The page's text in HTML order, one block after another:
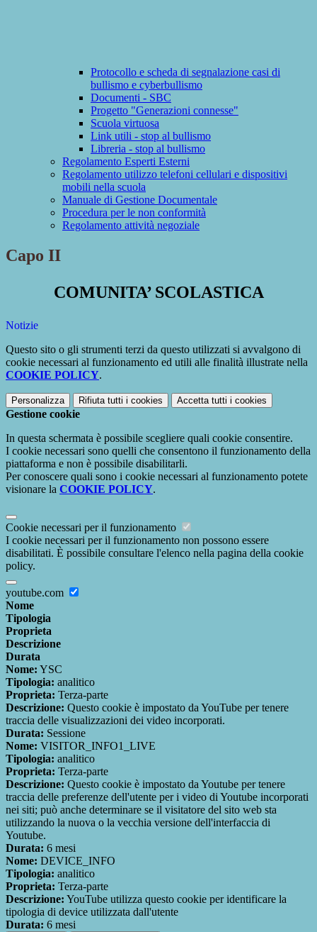
Protocollo e scheda di segnalazione casi di
bullismo e cyberbullismo
Documenti - SBC
Progetto "Generazioni connesse"
Scuola virtuosa
Link utili - stop al bullismo
Libreria - stop al bullismo
Regolamento Esperti Esterni
Regolamento utilizzo telefoni cellulari e dispositivi
mobili nella scuola
Manuale di Gestione Documentale
Procedura per le non conformità
Regolamento attività negoziale
Capo II
COMUNITA’ SCOLASTICA
Notizie
Questo sito o gli strumenti terzi da questo utilizzati si avvalgono di
cookie necessari al funzionamento ed utili alle finalità illustrate nella
COOKIE POLICY.
Personalizza Rifiuta tutti i cookies Accetta tutti i cookies
Gestione cookie
In questa schermata è possibile scegliere quali cookie consentire.
I cookie necessari sono quelli che consentono il funzionamento della
piattaforma e non è possibile disabilitarli.
Per conoscere quali sono i cookie necessari al funzionamento potete
visionare la COOKIE POLICY.
Cookie necessari per il funzionamento
I cookie necessari per il funzionamento non possono essere
disabilitati. È possibile consultare l'elenco nella pagina della cookie
policy.
youtube.com
Nome
Tipologia
Proprieta
Descrizione
Durata
Nome: YSC
Tipologia: analitico
Proprieta: Terza-parte
Descrizione: Questo cookie è impostato da YouTube per tenere
traccia delle visualizzazioni dei video incorporati.
Durata: Sessione
Nome: VISITOR_INFO1_LIVE
Tipologia: analitico
Proprieta: Terza-parte
Descrizione: Questo cookie è impostato da Youtube per tenere
traccia delle preferenze dell'utente per i video di Youtube incorporati
nei siti; può anche determinare se il visitatore del sito web sta
utilizzando la nuova o la vecchia versione dell'interfaccia di
Youtube.
Durata: 6 mesi
Nome: DEVICE_INFO
Tipologia: analitico
Proprieta: Terza-parte
Descrizione: YouTube utilizza questo cookie per identificare la
tipologia di device utilizzata dall'utente
Durata: 6 mesi